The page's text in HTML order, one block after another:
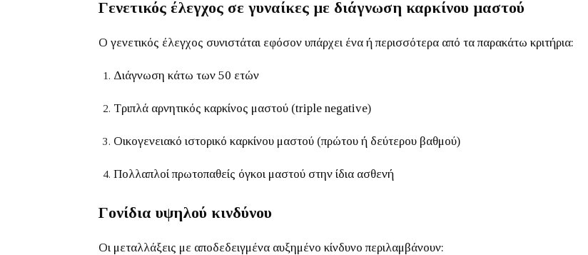
Γενετικός έλεγχος σε γυναίκες με διάγνωση καρκίνου μαστού
Ο γενετικός έλεγχος συνιστάται εφόσον υπάρχει ένα ή περισσότερα από τα παρακάτω κριτήρια:
Διάγνωση κάτω των 50 ετών
Τριπλά αρνητικός καρκίνος μαστού (triple negative)
Οικογενειακό ιστορικό καρκίνου μαστού (πρώτου ή δεύτερου βαθμού)
Πολλαπλοί πρωτοπαθείς όγκοι μαστού στην ίδια ασθενή
Γονίδια υψηλού κινδύνου
Οι μεταλλάξεις με αποδεδειγμένα αυξημένο κίνδυνο περιλαμβάνουν: